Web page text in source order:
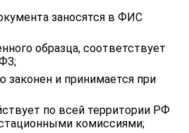
заносятся в ФИС
образца, соответствует
законен и принимается при
по всей территории РФ
комиссиями;